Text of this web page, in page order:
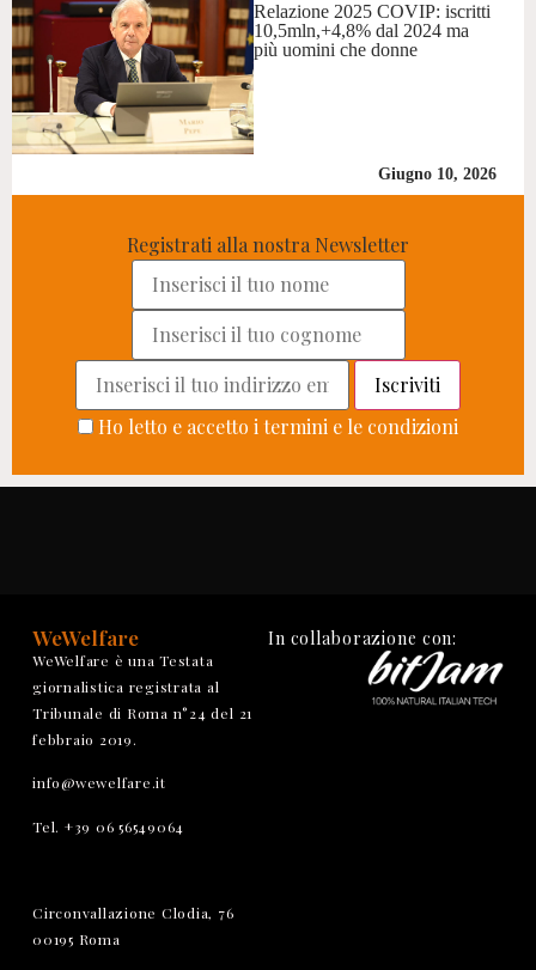
Relazione 2025 COVIP: iscritti
10,5mln,+4,8% dal 2024 ma
più uomini che donne
Giugno 10, 2026
Registrati alla nostra Newsletter
Ho letto e accetto i termini e le condizioni
WeWelfare
WeWelfare è una Testata
giornalistica registrata al
Tribunale di Roma n°24 del 21
febbraio 2019.
info@wewelfare.it
Tel. +39 06 56549064
Circonvallazione Clodia, 76
00195 Roma
In collaborazione con: